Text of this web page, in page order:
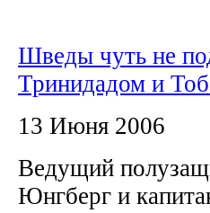
Шведы чуть не
Тринидадом и
13 Июня 2006
Ведущий
Юнгберг и